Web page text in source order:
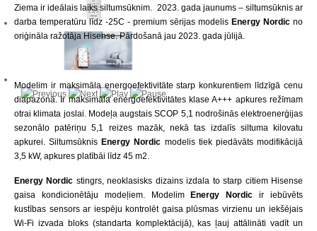
Ziema ir ideālais laiks siltumsūknim. 2023. gada jaunums – siltumsūknis ar
darba temperatūru līdz -25C - premium sērijas modelis Energy Nordic no
oriģināla ražotāja Hisense. Pārdošanā jau 2023. gada jūlijā.
Modelim ir maksimāla energoefektivitāte starp konkurentiem līdzīgā cenu
diapazonā. Ir maksimāla energoefektivitātes klase A+++ apkures režīmam
otrai klimata joslai. Modeļa augstais SCOP 5,1 nodrošinās elektroenerģijas
sezonālo patēriņu 5,1 reizes mazāk, nekā tas izdalīs siltuma kilovatu
apkurei. Siltumsūknis Energy Nordic modelis tiek piedāvāts modifikācijā
3,5 kW, apkures platībāi līdz 45 m2.
Energy Nordic stingrs, neoklasisks dizains izdala to starp citiem Hisense
gaisa kondicionētāju modeļiem. Modelim
Energy Nordic ir iebūvēts
kustības sensors ar iespēju kontrolēt gaisa plūsmas virzienu un iekšējais
Wi-Fi izvada bloks (standarta komplektācijā), kas ļauj attālināti vadīt un